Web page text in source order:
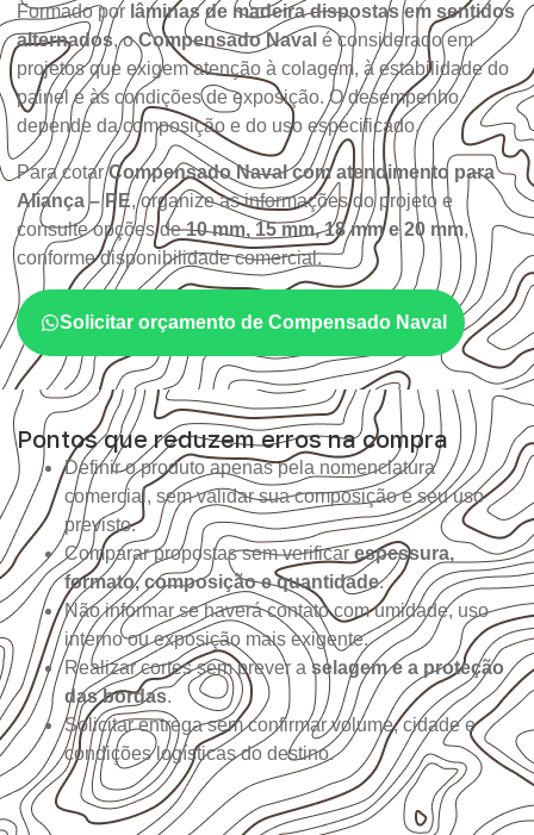
Formado por lâminas de madeira dispostas em sentidos
alternados, oCompensado Naval é considerado em
projetos que exigem atenção à colagem, à estabilidade do
painel e às condições de exposição. O desempenho
depende da composição e do uso especificado.
Para cotarCompensado Naval com atendimento para
Aliança – PE, organize as informações do projeto e
consulte opções de10 mm, 15 mm, 18 mm e 20 mm,
conforme disponibilidade comercial.
Solicitar orçamento de Compensado Naval
Pontos que reduzem erros na compra
Definir o produto apenas pela nomenclatura
comercial, sem validar sua composição e seu uso
previsto.
Comparar propostas sem verificar espessura,
formato, composição e quantidade.
Não informar se haverá contato com umidade, uso
interno ou exposição mais exigente.
Realizar cortes sem prever a selagem e a proteção
das bordas.
Solicitar entrega sem confirmar volume, cidade e
condições logísticas do destino.